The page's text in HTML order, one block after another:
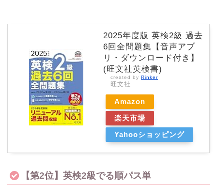
2025年度版 英検2級 過去
6回全問題集【音声アプ
リ・ダウンロード付き】
(旺文社英検書)
created by Rinker
旺文社
Amazon
楽天市場
Yahooショッピング
【第2位】英検2級でる順パス単